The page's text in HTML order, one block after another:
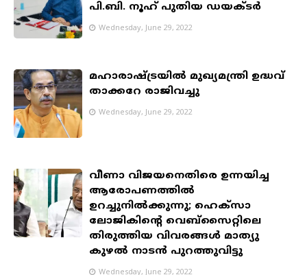
പി.ബി. നൂഹ് പുതിയ ഡയക്ടർ
Wednesday, June 29, 2022
മഹാരാഷ്ട്രയില്‍ മുഖ്യമന്ത്രി ഉദ്ധവ്
താക്കറേ രാജിവച്ചു
Wednesday, June 29, 2022
വീണാ വിജയനെതിരെ ഉന്നയിച്ച
ആരോപണത്തില്‍
ഉറച്ചുനില്‍ക്കുന്നു; ഹെക്സാ
ലോജികിന്‍റെ വെബ്സൈറ്റിലെ
തിരുത്തിയ വിവരങ്ങള്‍ മാത്യു
കുഴല്‍ നാടന്‍ പുറത്തുവിട്ടു
Wednesday, June 29, 2022